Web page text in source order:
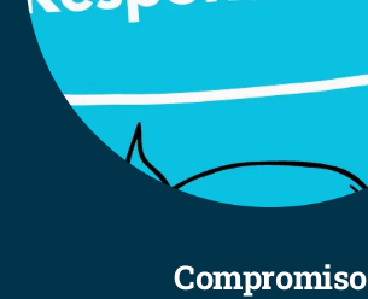
Compromiso